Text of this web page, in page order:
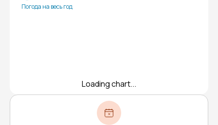
Погода на весь год
Loading chart...